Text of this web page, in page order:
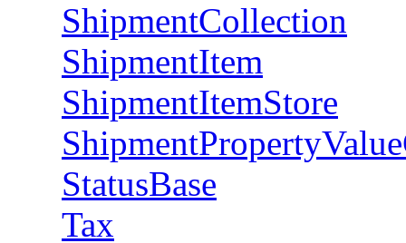
ShipmentCollection
ShipmentItem
ShipmentItemStore
StatusBase
Tax